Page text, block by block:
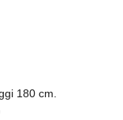
180 cm.